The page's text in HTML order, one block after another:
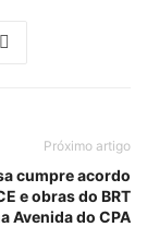
Próximo artigo
cumpre acordo
e obras do BRT
Avenida do CPA